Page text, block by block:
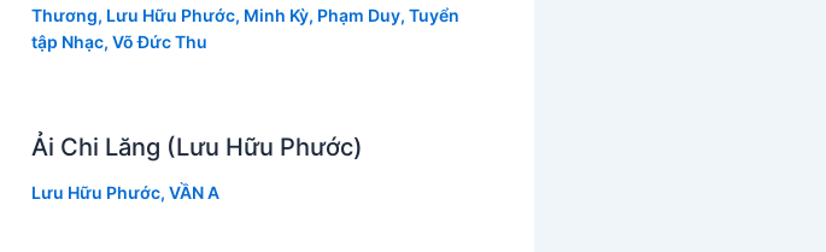
Thương, Lưu Hữu Phước, Minh Kỳ, Phạm Duy, Tuyển
tập Nhạc, Võ Đức Thu
Ải Chi Lăng (Lưu Hữu Phước)
Lưu Hữu Phước, VẦN A